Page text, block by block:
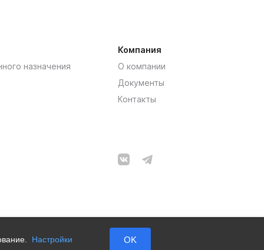
Настройки OK
назначения
Компания
О компании
Документы
Контакты